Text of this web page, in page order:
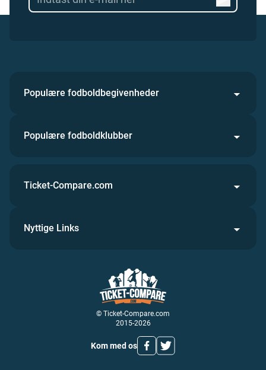
Populære fodboldbegivenheder
Populære fodboldklubber
© Ticket-Compare.com
2015-2026
Kom med os
Ticket-Compare.com
Nyttige Links